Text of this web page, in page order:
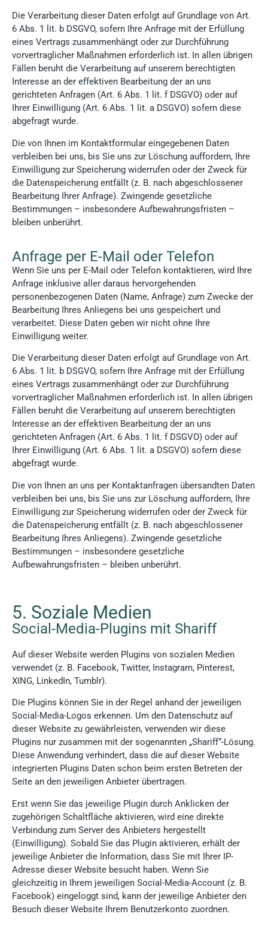
Die Verarbeitung dieser Daten erfolgt auf Grundlage von Art.
6 Abs. 1 lit. b DSGVO, sofern Ihre Anfrage mit der Erfüllung
eines Vertrags zusammenhängt oder zur Durchführung
vorvertraglicher Maßnahmen erforderlich ist. In allen übrigen
Fällen beruht die Verarbeitung auf unserem berechtigten
Interesse an der effektiven Bearbeitung der an uns
gerichteten Anfragen (Art. 6 Abs. 1 lit. f DSGVO) oder auf
Ihrer Einwilligung (Art. 6 Abs. 1 lit. a DSGVO) sofern diese
abgefragt wurde.
Die von Ihnen im Kontaktformular eingegebenen Daten
verbleiben bei uns, bis Sie uns zur Löschung auffordern, Ihre
Einwilligung zur Speicherung widerrufen oder der Zweck für
die Datenspeicherung entfällt (z. B. nach abgeschlossener
Bearbeitung Ihrer Anfrage). Zwingende gesetzliche
Bestimmungen – insbesondere Aufbewahrungsfristen –
bleiben unberührt.
Anfrage per E-Mail oder Telefon
Wenn Sie uns per E-Mail oder Telefon kontaktieren, wird Ihre
Anfrage inklusive aller daraus hervorgehenden
personenbezogenen Daten (Name, Anfrage) zum Zwecke der
Bearbeitung Ihres Anliegens bei uns gespeichert und
verarbeitet. Diese Daten geben wir nicht ohne Ihre
Einwilligung weiter.
Die Verarbeitung dieser Daten erfolgt auf Grundlage von Art.
6 Abs. 1 lit. b DSGVO, sofern Ihre Anfrage mit der Erfüllung
eines Vertrags zusammenhängt oder zur Durchführung
vorvertraglicher Maßnahmen erforderlich ist. In allen übrigen
Fällen beruht die Verarbeitung auf unserem berechtigten
Interesse an der effektiven Bearbeitung der an uns
gerichteten Anfragen (Art. 6 Abs. 1 lit. f DSGVO) oder auf
Ihrer Einwilligung (Art. 6 Abs. 1 lit. a DSGVO) sofern diese
abgefragt wurde.
Die von Ihnen an uns per Kontaktanfragen übersandten Daten
verbleiben bei uns, bis Sie uns zur Löschung auffordern, Ihre
Einwilligung zur Speicherung widerrufen oder der Zweck für
die Datenspeicherung entfällt (z. B. nach abgeschlossener
Bearbeitung Ihres Anliegens). Zwingende gesetzliche
Bestimmungen – insbesondere gesetzliche
Aufbewahrungsfristen – bleiben unberührt.
5. Soziale Medien
Social-Media-Plugins mit Shariff
Auf dieser Website werden Plugins von sozialen Medien
verwendet (z. B. Facebook, Twitter, Instagram, Pinterest,
XING, LinkedIn, Tumblr).
Die Plugins können Sie in der Regel anhand der jeweiligen
Social-Media-Logos erkennen. Um den Datenschutz auf
dieser Website zu gewährleisten, verwenden wir diese
Plugins nur zusammen mit der sogenannten „Shariff“-Lösung.
Diese Anwendung verhindert, dass die auf dieser Website
integrierten Plugins Daten schon beim ersten Betreten der
Seite an den jeweiligen Anbieter übertragen.
Erst wenn Sie das jeweilige Plugin durch Anklicken der
zugehörigen Schaltfläche aktivieren, wird eine direkte
Verbindung zum Server des Anbieters hergestellt
(Einwilligung). Sobald Sie das Plugin aktivieren, erhält der
jeweilige Anbieter die Information, dass Sie mit Ihrer IP-
Adresse dieser Website besucht haben. Wenn Sie
gleichzeitig in Ihrem jeweiligen Social-Media-Account (z. B.
Facebook) eingeloggt sind, kann der jeweilige Anbieter den
Besuch dieser Website Ihrem Benutzerkonto zuordnen.